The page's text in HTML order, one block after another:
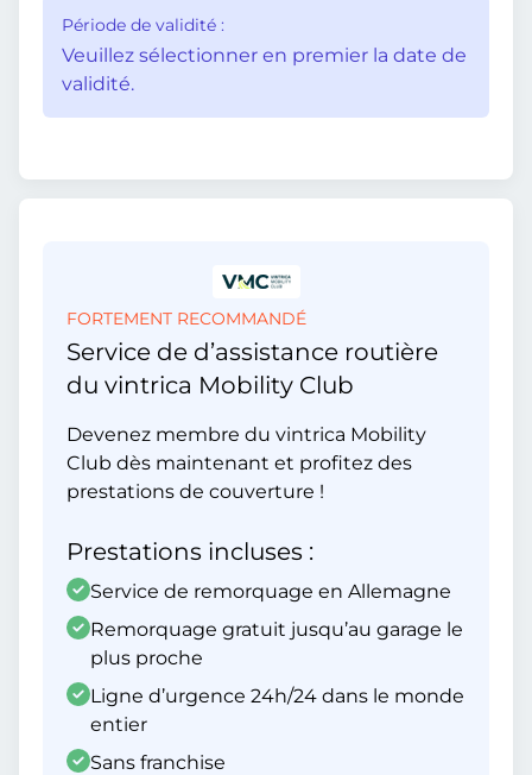
Période de validité :
Veuillez sélectionner en premier la date de
validité.
FORTEMENT RECOMMANDÉ
Service de d’assistance routière
du vintrica Mobility Club
Devenez membre du vintrica Mobility
Club dès maintenant et profitez des
prestations de couverture !
Prestations incluses :
Service de remorquage en Allemagne
Remorquage gratuit jusqu’au garage le
plus proche
Ligne d’urgence 24h/24 dans le monde
entier
Sans franchise